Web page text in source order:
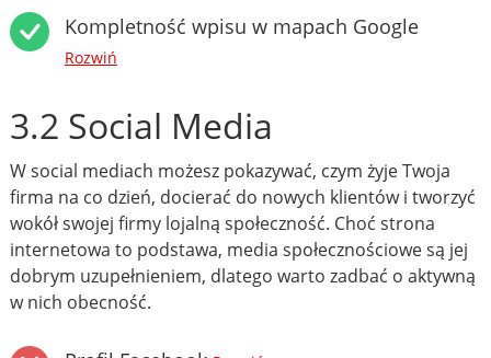
Kompletność wpisu w mapach Google
Rozwiń
3.2 Social Media
W social mediach możesz pokazywać, czym żyje Twoja
firma na co dzień, docierać do nowych klientów i tworzyć
wokół swojej firmy lojalną społeczność. Choć strona
internetowa to podstawa, media społecznościowe są jej
dobrym uzupełnieniem, dlatego warto zadbać o aktywną
w nich obecność.